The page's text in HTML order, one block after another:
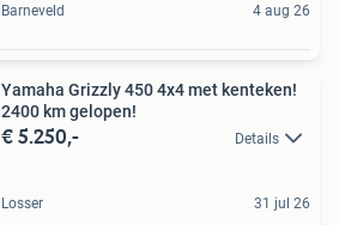
Barneveld 4 aug 26
Yamaha Grizzly 450 4x4 met kenteken!
2400 km gelopen!
€ 5.250,- Details
Losser 31 jul 26